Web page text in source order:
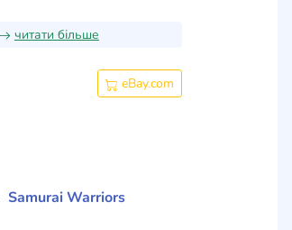
читати більше
eBay.com
Samurai Warriors